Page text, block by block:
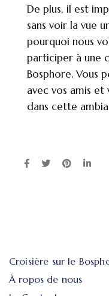
De plus, il est
sans voir la vue
pourquoi nous
participer à une
Bosphore. Vous
avec vos amis
dans cette
Croisière sur le
À ropos de nous